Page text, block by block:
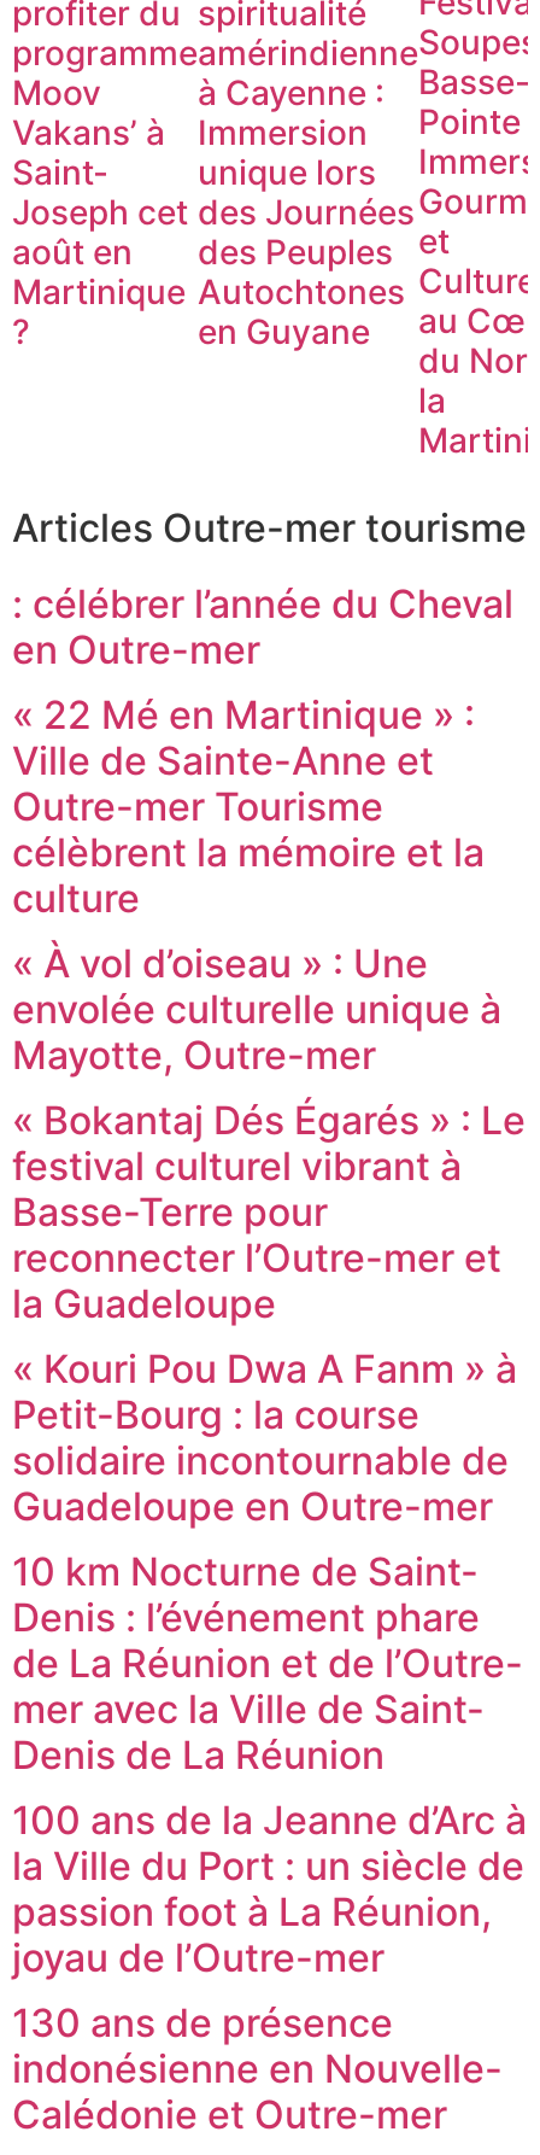
profiter du
programme
Moov
Vakans’ à
Saint-
Joseph cet
août en
Martinique
?
spiritualité
amérindienne
à Cayenne :
Immersion
unique lors
des Journées
des Peuples
Autochtones
en Guyane
Basse-
Pointe :
et
au
du
la
Articles Outre-mer tourisme
: célébrer l’année du Cheval
en Outre-mer
« 22 Mé en Martinique » :
Ville de Sainte-Anne et
Outre-mer Tourisme
célèbrent la mémoire et la
culture
« À vol d’oiseau » : Une
envolée culturelle unique à
Mayotte, Outre-mer
« Bokantaj Dés Égarés » : Le
festival culturel vibrant à
Basse-Terre pour
reconnecter l’Outre-mer et
la Guadeloupe
« Kouri Pou Dwa A Fanm » à
Petit-Bourg : la course
solidaire incontournable de
Guadeloupe en Outre-mer
10 km Nocturne de Saint-
Denis : l’événement phare
de La Réunion et de l’Outre-
mer avec la Ville de Saint-
Denis de La Réunion
100 ans de la Jeanne d’Arc à
la Ville du Port : un siècle de
passion foot à La Réunion,
joyau de l’Outre-mer
130 ans de présence
indonésienne en Nouvelle-
Calédonie et Outre-mer